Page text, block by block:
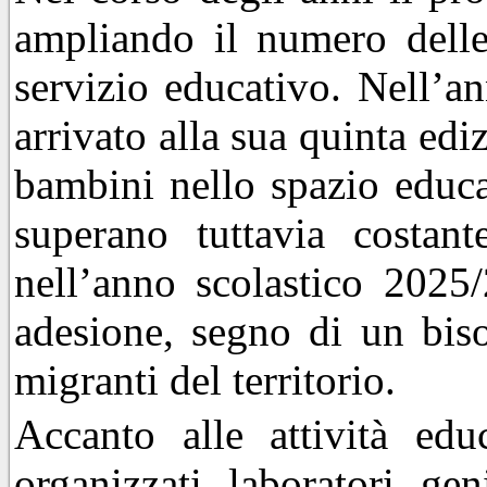
ampliando il numero
servizio educativo.
arrivato alla sua quinta
bambini nello spazio
superano tuttavia
nell’anno scolastico
adesione, segno di un
migranti del territorio.
Accanto alle attività